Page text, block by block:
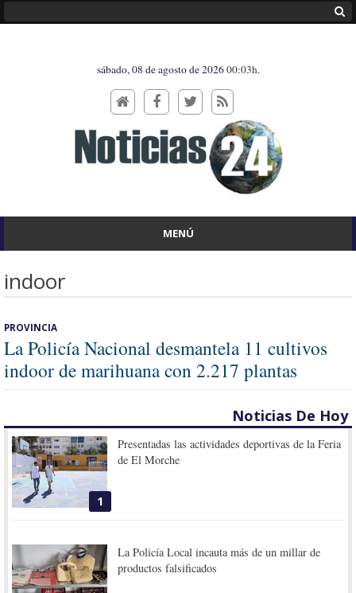
sábado, 08 de agosto de 202600:03h.
MENÚ
indoor
PROVINCIA
La Policía Nacional desmantela 11 cultivos
indoor de marihuana con 2.217 plantas
Noticias De Hoy
1
Presentadas las actividades deportivas de la Feria
de El Morche
La Policía Local incauta más de un millar de
productos falsificados